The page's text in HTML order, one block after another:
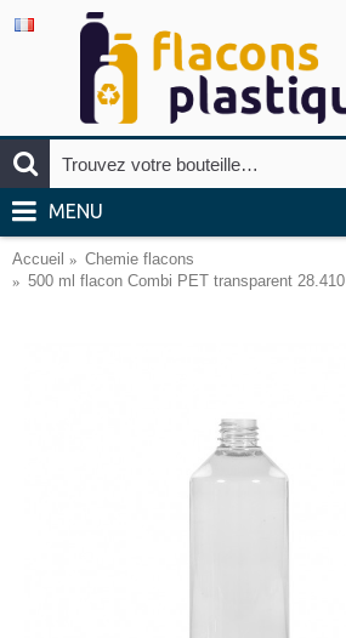
MENU
Accueil
Chemie flacons
500 ml flacon Combi PET transparent 28.410